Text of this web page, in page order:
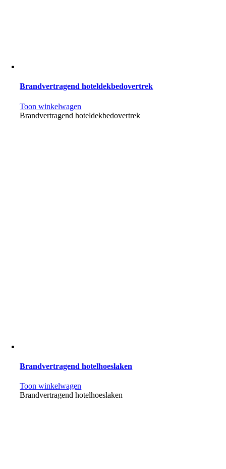
Brandvertragend hoteldekbedovertrek
Toon winkelwagen
Brandvertragend hoteldekbedovertrek
Brandvertragend hotelhoeslaken
Toon winkelwagen
Brandvertragend hotelhoeslaken